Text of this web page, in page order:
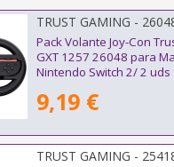
TRUST GAMING -
Pack Volante Joy-Con
GXT 1257 26048 para
Nintendo Switch 2/ 2 uds
9,19 €
TRUST GAMING -